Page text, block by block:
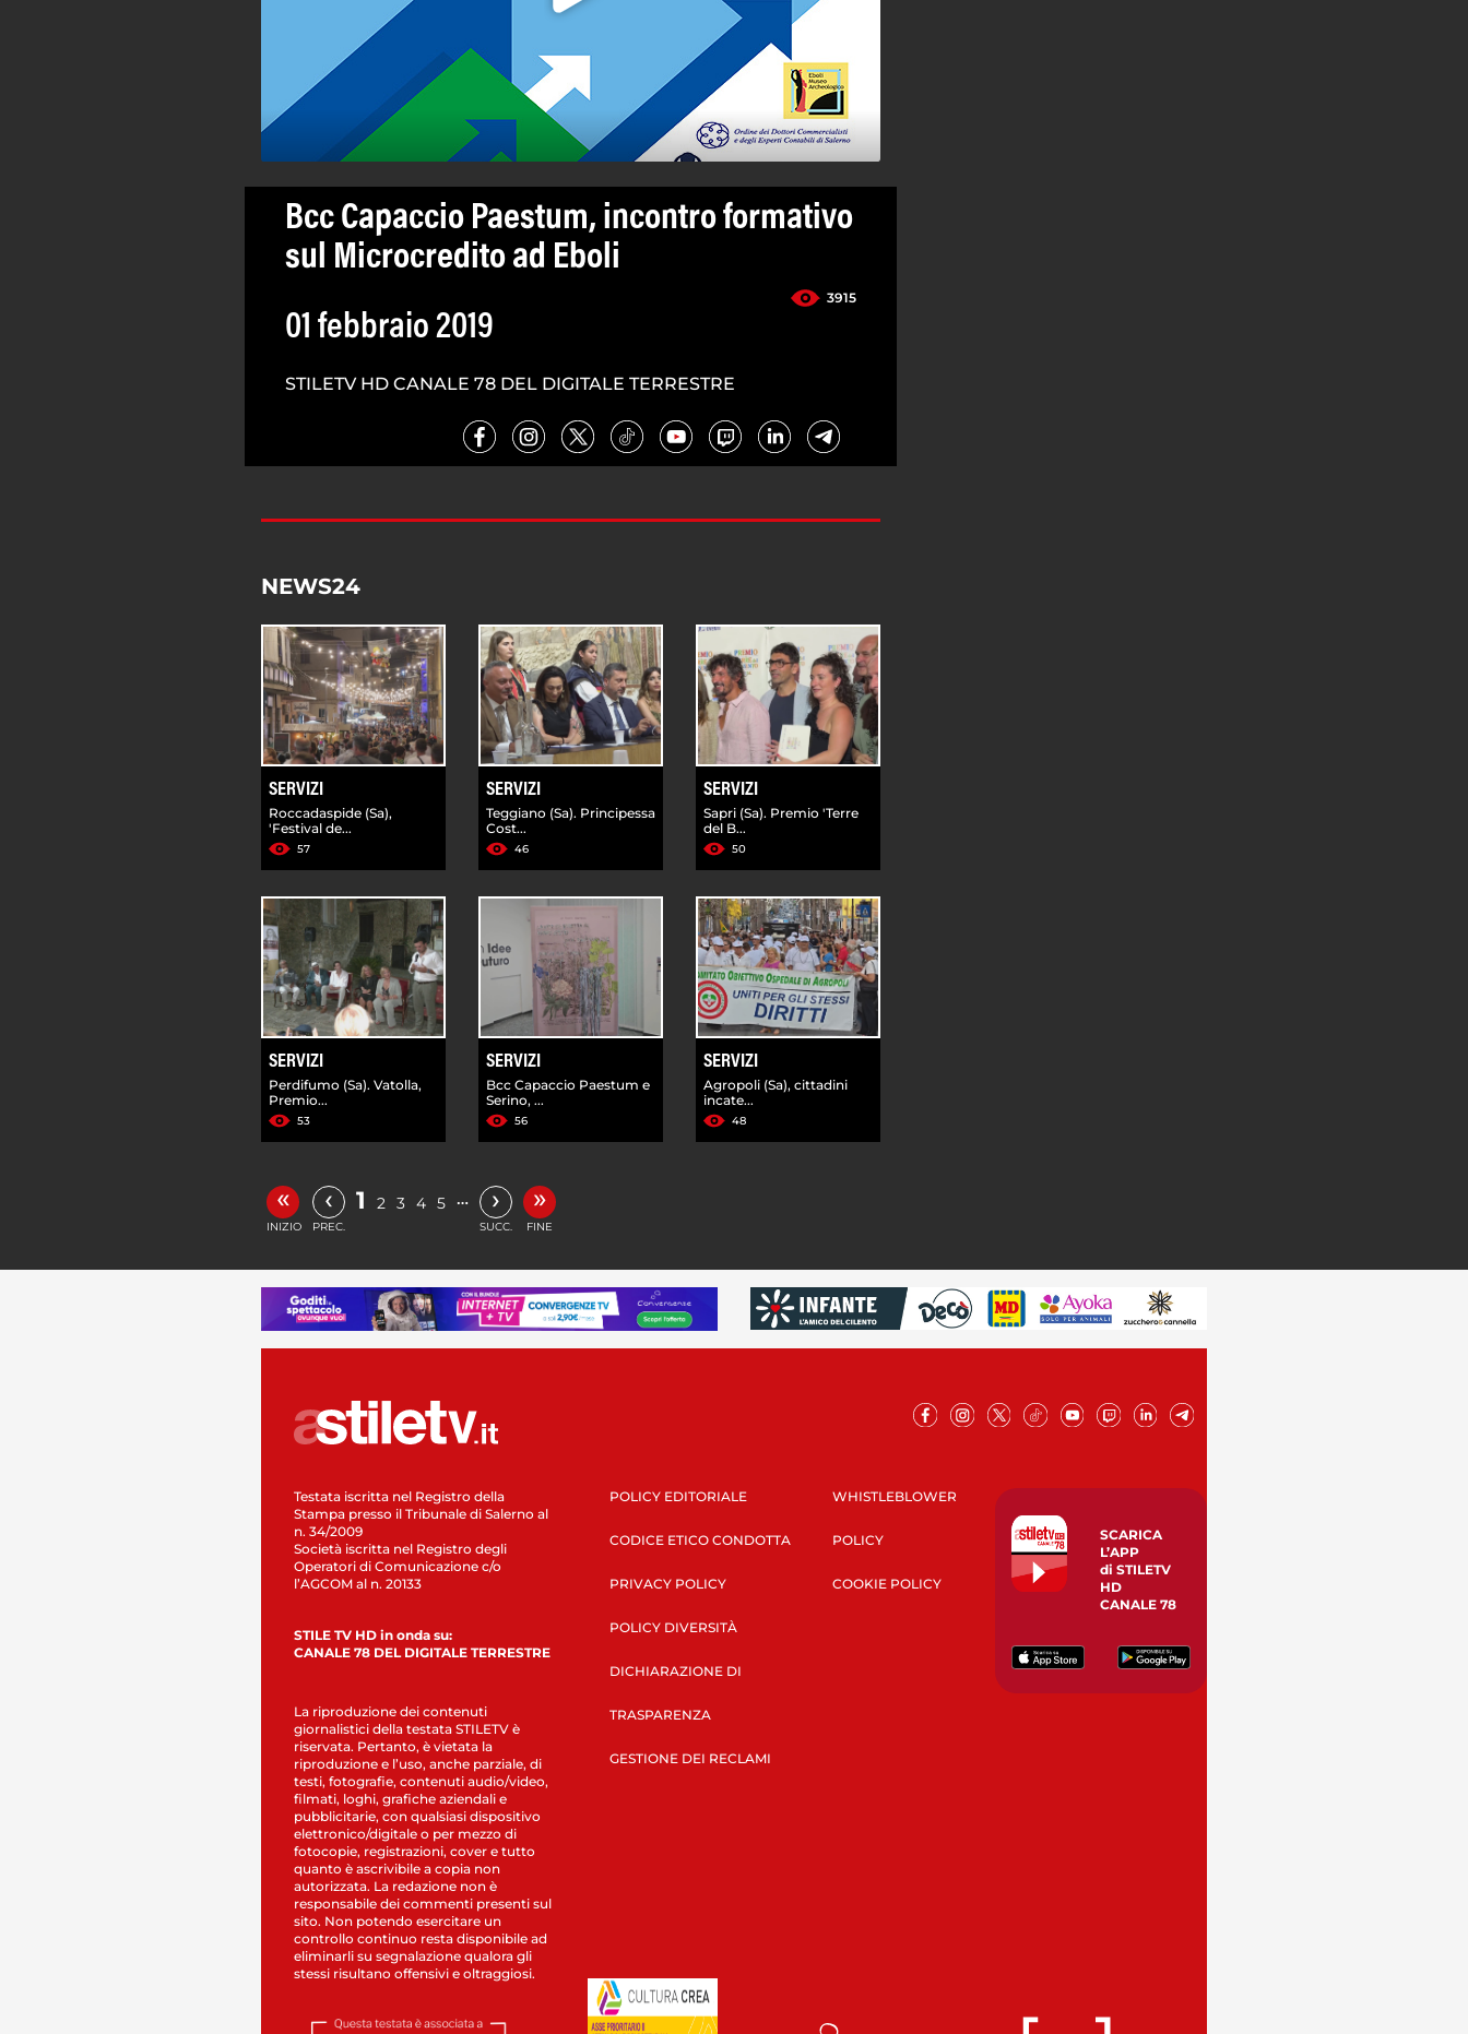
Bcc Capaccio Paestum, incontro formativo
sul Microcredito ad Eboli
3915
01 febbraio 2019
STILETV HD CANALE 78 DEL DIGITALE TERRESTRE
NEWS24
SERVIZI
Roccadaspide (Sa),
'Festival de...
57
SERVIZI
Teggiano (Sa). Principessa
Cost...
46
SERVIZI
Sapri (Sa). Premio 'Terre
del B...
50
SERVIZI
Perdifumo (Sa). Vatolla,
Premio...
53
SERVIZI
Bcc Capaccio Paestum e
Serino, ...
56
SERVIZI
Agropoli (Sa), cittadini
incate...
48
«
INIZIO
‹
PREC.
1 2 3 4 5 … ›
SUCC.
»
FINE
Testata iscritta nel Registro della
Stampa presso il Tribunale di Salerno al
n. 34/2009
Società iscritta nel Registro degli
Operatori di Comunicazione c/o
l’AGCOM al n. 20133
STILE TV HD in onda su:
CANALE 78 DEL DIGITALE TERRESTRE
La riproduzione dei contenuti
giornalistici della testata STILETV è
riservata. Pertanto, è vietata la
riproduzione e l’uso, anche parziale, di
testi, fotografie, contenuti audio/video,
filmati, loghi, grafiche aziendali e
pubblicitarie, con qualsiasi dispositivo
elettronico/digitale o per mezzo di
fotocopie, registrazioni, cover e tutto
quanto è ascrivibile a copia non
autorizzata. La redazione non è
responsabile dei commenti presenti sul
sito. Non potendo esercitare un
controllo continuo resta disponibile ad
eliminarli su segnalazione qualora gli
stessi risultano offensivi e oltraggiosi.
POLICY EDITORIALE
CODICE ETICO CONDOTTA
PRIVACY POLICY
POLICY DIVERSITÀ
DICHIARAZIONE DI
TRASPARENZA
GESTIONE DEI RECLAMI
WHISTLEBLOWER
POLICY
COOKIE POLICY
SCARICA
L’APP
di STILETV
HD
CANALE 78